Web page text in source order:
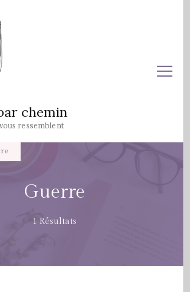
chemin
ressemblent
Guerre
1 Résultats